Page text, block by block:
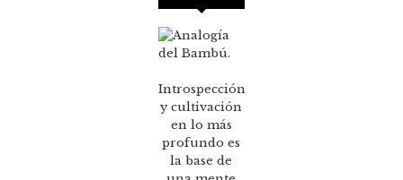
Introspección
y cultivación
en lo más
profundo es
la base de